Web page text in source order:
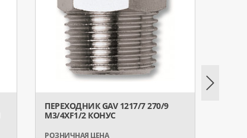
ПЕРЕХОДНИК GAV 1217/7 270/9
М3/4XF1/2 КОНУС